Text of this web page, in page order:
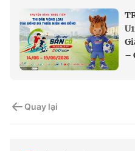
–
Quay lại